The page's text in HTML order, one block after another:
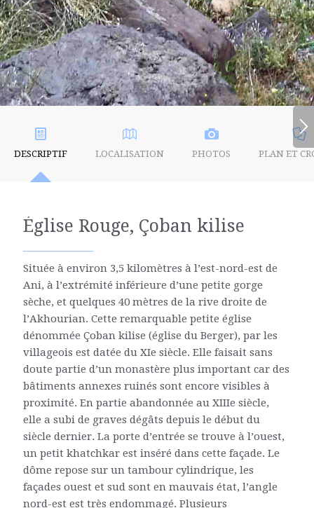
DESCRIPTIF LOCALISATION PHOTOS PLAN ET
Église Rouge, Çoban kilise
Située à environ 3,5 kilomètres à l’est-nord-est de
Ani, à l’extrémité inférieure d’une petite gorge
sèche, et quelques 40 mètres de la rive droite de
l’Akhourian. Cette remarquable petite église
dénommée Çoban kilise (église du Berger), par les
villageois est datée du XIe siècle. Elle faisait sans
doute partie d’un monastère plus important car des
bâtiments annexes ruinés sont encore visibles à
proximité. En partie abandonnée au XIIIe siècle,
elle a subi de graves dégâts depuis le début du
siècle dernier. La porte d’entrée se trouve à l’ouest,
un petit khatchkar est inséré dans cette façade. Le
dôme repose sur un tambour cylindrique, les
façades ouest et sud sont en mauvais état, l’angle
nord-est est très endommagé. Plusieurs